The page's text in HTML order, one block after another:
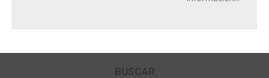
BUSCAR